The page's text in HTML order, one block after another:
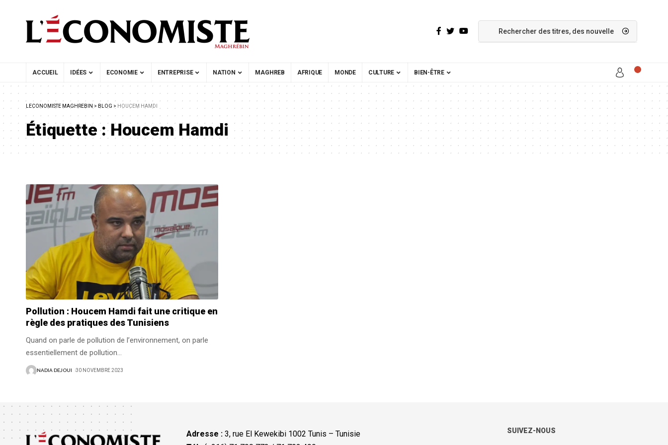
ACCUEIL IDÉES ECONOMIE ENTREPRISE NATION MAGHREB AFRIQUE MONDE CULTURE BIEN-ÊTRE
LECONOMISTE MAGHREBIN > BLOG > HOUCEM HAMDI
Étiquette :Houcem Hamdi
Pollution : Houcem Hamdi fait une critique en
règle des pratiques des Tunisiens
Quand on parle de pollution de l’environnement, on parle
essentiellement de pollution…
NADIA DEJOUI 30 NOVEMBRE 2023
Adresse : 3, rue El Kewekibi 1002 Tunis – Tunisie
SUIVEZ-NOUS